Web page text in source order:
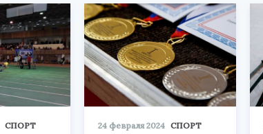
СПОРТ 24 февраля 2024 СПОРТ